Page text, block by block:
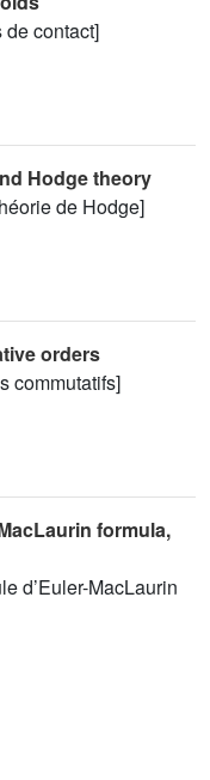
de contact]
Hodge theory
de Hodge]
orders
commutatifs]
formula,
d’Euler-MacLaurin